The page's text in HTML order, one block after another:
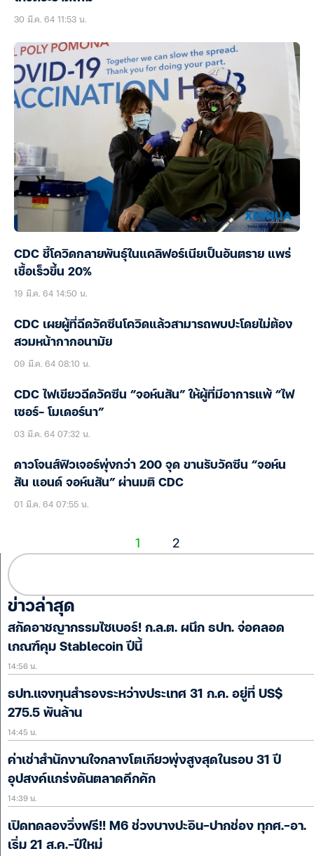
30 มี.ค. 64 11:53 น.
CDC ชี้โควิดกลายพันธุ์ในแคลิฟอร์เนียเป็นอันตราย แพร่
เชื้อเร็วขึ้น 20%
19 มี.ค. 64 14:50 น.
CDC เผยผู้ที่ฉีดวัคซีนโควิดแล้วสามารถพบปะโดยไม่ต้อง
สวมหน้ากากอนามัย
09 มี.ค. 64 08:10 น.
CDC ไฟเขียวฉีดวัคซีน “จอห์นสัน” ให้ผู้ที่มีอาการแพ้ “ไฟ
เซอร์- โมเดอร์นา”
03 มี.ค. 64 07:32 น.
ดาวโจนส์ฟิวเจอร์พุ่งกว่า 200 จุด ขานรับวัคซีน “จอห์น
สัน แอนด์ จอห์นสัน” ผ่านมติ CDC
01 มี.ค. 64 07:55 น.
1 2
ข่าวล่าสุด
สกัดอาชญากรรมไซเบอร์! ก.ล.ต. ผนึก ธปท. จ่อคลอด
เกณฑ์คุม Stablecoin ปีนี้
14:56 น.
ธปท.แจงทุนสำรองระหว่างประเทศ 31 ก.ค. อยู่ที่ US$
275.5 พันล้าน
14:45 น.
ค่าเช่าสำนักงานใจกลางโตเกียวพุ่งสูงสุดในรอบ 31 ปี
อุปสงค์แกร่งดันตลาดคึกคัก
14:39 น.
เปิดทดลองวิ่งฟรี!! M6 ช่วงบางปะอิน-ปากช่อง ทุกศ.-อา.
เริ่ม 21 ส.ค.-ปีใหม่